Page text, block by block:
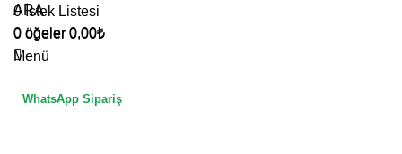
0İstek Listesi
0 öğeler 0,00₺
Menü
WhatsApp Sipariş
ARA
0 öğeler 0,00₺